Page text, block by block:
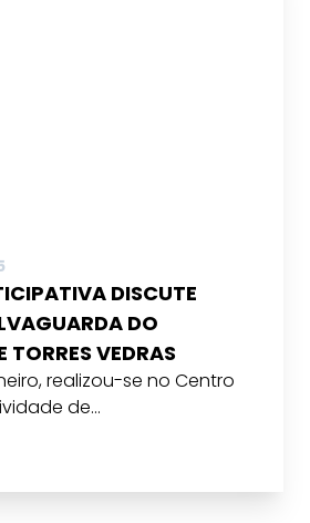
DISCUTE
DO
TORRES VEDRAS
realizou-se no Centro
de...